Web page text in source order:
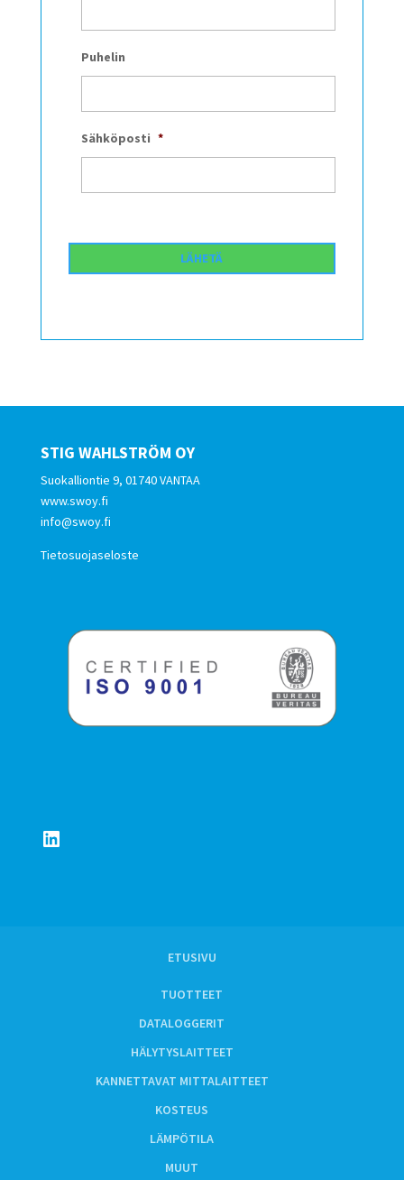
Puhelin
Sähköposti *
STIG WAHLSTRÖM OY
Suokalliontie 9, 01740 VANTAA
www.swoy.fi
info@swoy.fi
Tietosuojaseloste
LinkedIn
ETUSIVU
TUOTTEET
DATALOGGERIT
HÄLYTYSLAITTEET
KANNETTAVAT MITTALAITTEET
KOSTEUS
LÄMPÖTILA
MUUT